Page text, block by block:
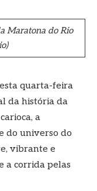
Maratona do Rio
quarta-feira
da história da
a
do universo do
vibrante e
a corrida pelas